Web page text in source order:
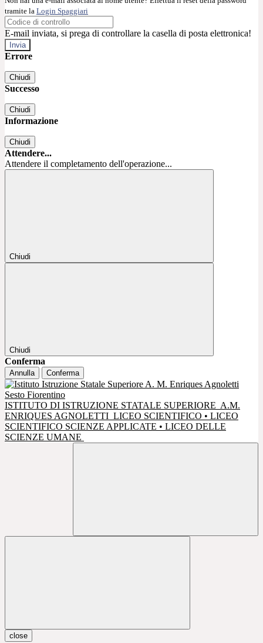
tramite la Login Spaggiari
E-mail inviata, si prega di controllare la casella di posta elettronica!
Errore
Chiudi
Successo
Chiudi
Informazione
Chiudi
Attendere...
Attendere il completamento dell'operazione...
Chiudi
Chiudi
Conferma
Annulla Conferma
ISTITUTO DI ISTRUZIONE STATALE SUPERIORE A.M.
ENRIQUES AGNOLETTI LICEO SCIENTIFICO • LICEO
SCIENTIFICO SCIENZE APPLICATE • LICEO DELLE
SCIENZE UMANE
close